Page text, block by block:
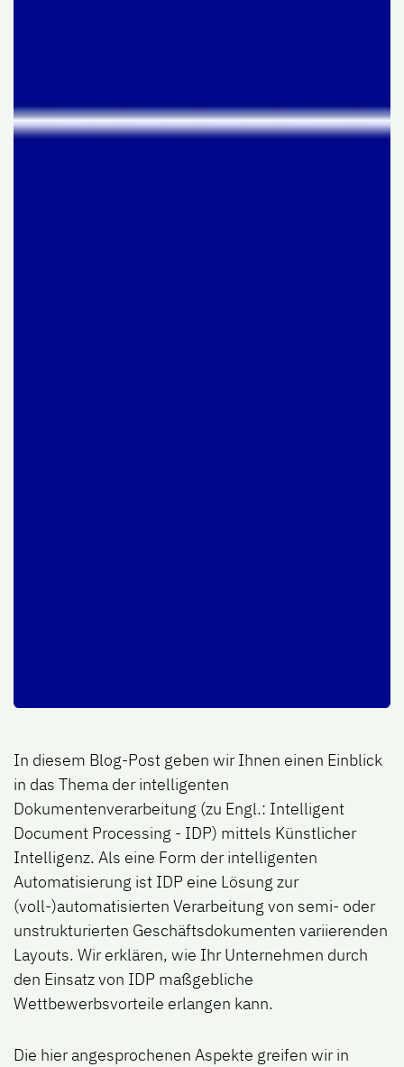
In diesem Blog-Post geben wir Ihnen einen Einblick
in das Thema der intelligenten
Dokumentenverarbeitung (zu Engl.: Intelligent
Document Processing - IDP) mittels Künstlicher
Intelligenz. Als eine Form der intelligenten
Automatisierung ist IDP eine Lösung zur
(voll-)automatisierten Verarbeitung von semi- oder
unstrukturierten Geschäftsdokumenten variierenden
Layouts. Wir erklären, wie Ihr Unternehmen durch
den Einsatz von IDP maßgebliche
Wettbewerbsvorteile erlangen kann.
Die hier angesprochenen Aspekte greifen wir in